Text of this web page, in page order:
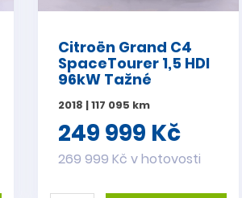
Citroën Grand C4
SpaceTourer 1,5 HDI
96kW Tažné
2018 | 117 095 km
249 999 Kč
269 999 Kč v hotovosti